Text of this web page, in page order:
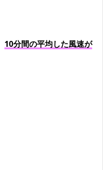
10分間の平均した風速が